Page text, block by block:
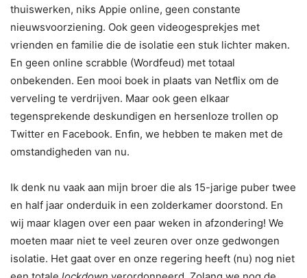
thuiswerken, niks Appie online, geen constante
nieuwsvoorziening. Ook geen videogesprekjes met
vrienden en familie die de isolatie een stuk lichter maken.
En geen online scrabble (Wordfeud) met totaal
onbekenden. Een mooi boek in plaats van Netﬂix om de
verveling te verdrijven. Maar ook geen elkaar
tegensprekende deskundigen en hersenloze trollen op
Twitter en Facebook. Enﬁn, we hebben te maken met de
omstandigheden van nu.
Ik denk nu vaak aan mijn broer die als 15-jarige puber twee
en half jaar onderduik in een zolderkamer doorstond. En
wij maar klagen over een paar weken in afzondering! We
moeten maar niet te veel zeuren over onze gedwongen
isolatie. Het gaat over en onze regering heeft (nu) nog niet